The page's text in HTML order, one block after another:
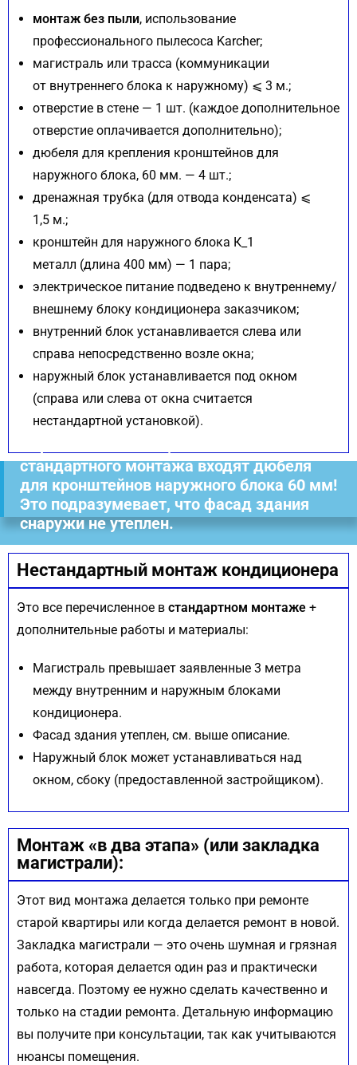
монтаж без пыли, использование
профессионального пылесоса Karcher;
магистраль или трасса (коммуникации
от внутреннего блока к наружному) ⩽ 3 м.;
отверстие в стене — 1 шт. (каждое дополнительное
отверстие оплачивается дополнительно);
дюбеля для крепления кронштейнов для
наружного блока, 60 мм. — 4 шт.;
дренажная трубка (для отвода конденсата) ⩽
1,5 м.;
кронштейн для наружного блока К_1
металл (длина 400 мм) — 1 пара;
электрическое питание подведено к внутреннему/
внешнему блоку кондиционера заказчиком;
внутренний блок устанавливается слева или
справа непосредственно возле окна;
наружный блок устанавливается под окном
(справа или слева от окна считается
нестандартной установкой).
стандартного монтажа входят дюбеля
для кронштейнов наружного блока 60 мм!
Это подразумевает, что фасад здания
снаружи не утеплен.
Нестандартный монтаж кондиционера
Это все перечисленное в стандартном монтаже +
дополнительные работы и материалы:
Магистраль превышает заявленные 3 метра
между внутренним и наружным блоками
кондиционера.
Фасад здания утеплен, см. выше описание.
Наружный блок может устанавливаться над
окном, сбоку (предоставленной застройщиком).
Монтаж «в два этапа» (или закладка
магистрали):
Этот вид монтажа делается только при ремонте
старой квартиры или когда делается ремонт в новой.
Закладка магистрали — это очень шумная и грязная
работа, которая делается один раз и практически
навсегда. Поэтому ее нужно сделать качественно и
только на стадии ремонта. Детальную информацию
вы получите при консультации, так как учитываются
нюансы помещения.